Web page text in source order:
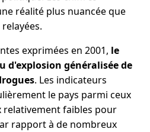
réalité plus nuancée que
exprimées en 2001, le
d'explosion généralisée de
. Les indicateurs
le pays parmi ceux
relativement faibles pour
rapport à de nombreux